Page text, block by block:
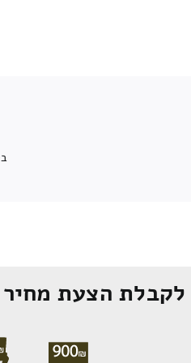
לקבלת הצעת מחיר